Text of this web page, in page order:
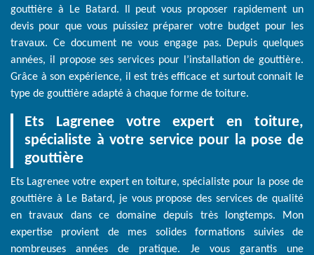
gouttière à Le Batard. Il peut vous proposer rapidement un
devis pour que vous puissiez préparer votre budget pour les
travaux. Ce document ne vous engage pas. Depuis quelques
années, il propose ses services pour l’installation de gouttière.
Grâce à son expérience, il est très efficace et surtout connait le
type de gouttière adapté à chaque forme de toiture.
Ets Lagrenee votre expert en toiture,
spécialiste à votre service pour la pose de
gouttière
Ets Lagrenee votre expert en toiture, spécialiste pour la pose de
gouttière à Le Batard, je vous propose des services de qualité
en travaux dans ce domaine depuis très longtemps. Mon
expertise provient de mes solides formations suivies de
nombreuses années de pratique. Je vous garantis une